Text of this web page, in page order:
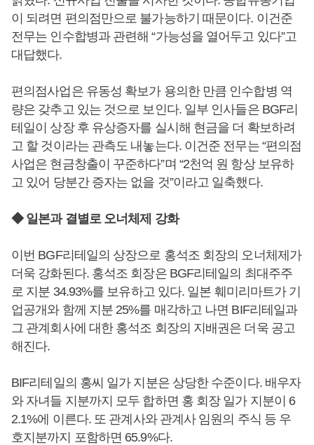
이 되려면 편의점만으로 불가능하기 때문이다. 이건준
전무는 인수합병과 관련해 “가능성을 열어두고 있다”고
대답했다.
편의점사업은 유동성 확보가 용의한 만큼 인수합병 역
량은 갖추고 있는 것으로 보인다. 일부 인사들은 BGF리
테일이 상장 후 유상증자를 실시해 현금을 더 확보하려
고 할 것이라는 관측도 내놓는다. 이건준 전무는 “편의점
사업은 현금창출이 꾸준하다”며 “2천억 원 항상 보유하
고 있어 당분간 증자는 없을 것”이라고 일축했다.
◆ 일본과 결별로 오너체제 강화
이번 BGF리테일의 상장으로 홍석조 회장의 오너체제가
더욱 강화된다. 홍석조 회장은 BGF리테일의 최대주주
로 지분 34.93%를 보유하고 있다. 일본 훼미리마트가 기
업공개와 함께 지분 25%를 매각하고 나면 BIF리테일과
그 관계회사에 대한 홍석조 회장의 지배권은 더욱 공고
해진다.
BIF리테일의 홍씨 일가 지분은 상당한 수준이다. 배우자
와 자녀들 지분까지 모두 합하면 홍 회장 일가 지분이 6
2.1%에 이른다. 또 관계사와 관계사 임원의 주식 등 우
호지분까지 포함하면 65.9%다.